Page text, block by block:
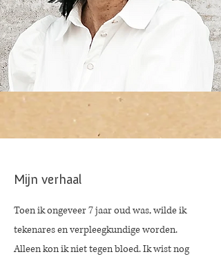
Mijn verhaal
Toen ik ongeveer 7 jaar oud was, wilde ik
tekenares en verpleegkundige worden.
Alleen kon ik niet tegen bloed. Ik wist nog